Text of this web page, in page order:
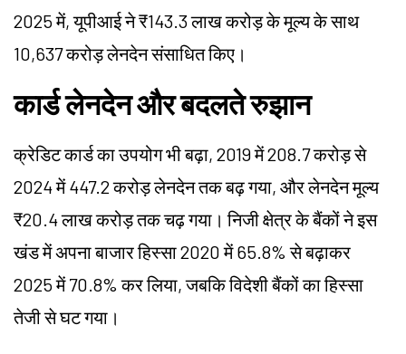
2025 में, यूपीआई ने ₹143.3 लाख करोड़ के मूल्य के साथ
10,637 करोड़ लेनदेन संसाधित किए।
कार्ड लेनदेन और बदलते रुझान
क्रेडिट कार्ड का उपयोग भी बढ़ा, 2019 में 208.7 करोड़ से
2024 में 447.2 करोड़ लेनदेन तक बढ़ गया, और लेनदेन मूल्य
₹20.4 लाख करोड़ तक चढ़ गया। निजी क्षेत्र के बैंकों ने इस
खंड में अपना बाजार हिस्सा 2020 में 65.8% से बढ़ाकर
2025 में 70.8% कर लिया, जबकि विदेशी बैंकों का हिस्सा
तेजी से घट गया।